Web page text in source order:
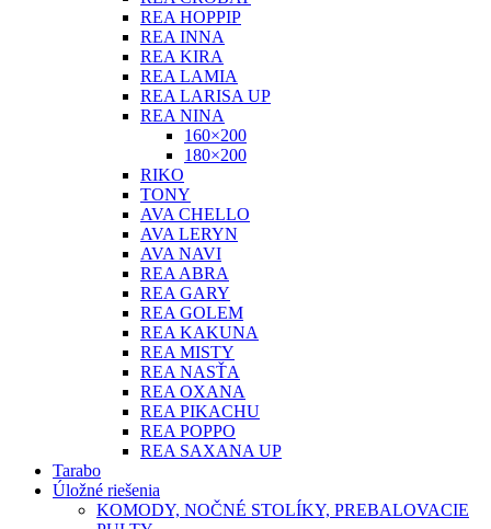
REA HOPPIP
REA INNA
REA KIRA
REA LAMIA
REA LARISA UP
REA NINA
160×200
180×200
RIKO
TONY
AVA CHELLO
AVA LERYN
AVA NAVI
REA ABRA
REA GARY
REA GOLEM
REA KAKUNA
REA MISTY
REA NASŤA
REA OXANA
REA PIKACHU
REA POPPO
REA SAXANA UP
Tarabo
Úložné riešenia
KOMODY, NOČNÉ STOLÍKY, PREBALOVACIE